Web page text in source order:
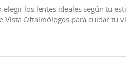
elegir los lentes ideales según tu
Vista Oftalmólogos para cuidar tu